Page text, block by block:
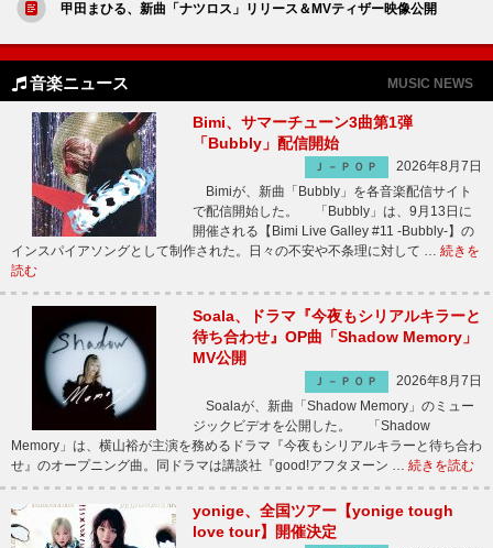
甲田まひる、新曲「ナツロス」リリース＆MVティザー映像公開
音楽ニュース MUSIC NEWS
Bimi、サマーチューン3曲第1弾
「Bubbly」配信開始
Ｊ－ＰＯＰ
2026年8月7日
Bimiが、新曲「Bubbly」を各音楽配信サイト
で配信開始した。 「Bubbly」は、9月13日に
開催される【Bimi Live Galley #11 -Bubbly-】の
インスパイアソングとして制作された。日々の不安や不条理に対して … 続きを
読む
Soala、ドラマ『今夜もシリアルキラーと
待ち合わせ』OP曲「Shadow Memory」
MV公開
Ｊ－ＰＯＰ
2026年8月7日
Soalaが、新曲「Shadow Memory」のミュー
ジックビデオを公開した。 「Shadow
Memory」は、横山裕が主演を務めるドラマ『今夜もシリアルキラーと待ち合わ
せ』のオープニング曲。同ドラマは講談社『good!アフタヌーン … 続きを読む
yonige、全国ツアー【yonige tough
love tour】開催決定